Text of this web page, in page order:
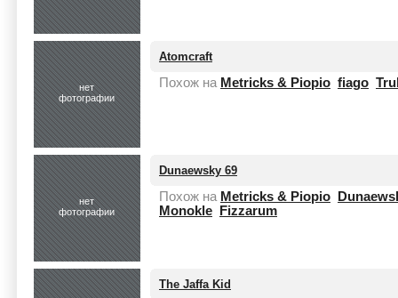
нет
фотографии
Atomcraft
Похож на Metricks & Piopio fiago
нет
фотографии
Dunaewsky 69
Похож на Metricks & Piopio
Monokle
Fizzarum
The Jaffa Kid